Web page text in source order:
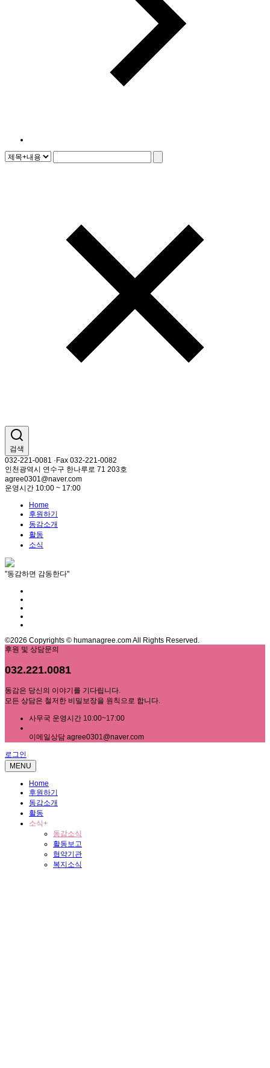
검색
032-221-0081 ·Fax 032-221-0082
인천광역시 연수구 한나루로 71 203호
agree0301@naver.com
운영시간 10:00 ~ 17:00
Home
후원하기
동감소개
활동
소식
"동감하면 감동한다"
©2026 Copyrights © humanagree.com All Rights Reserved.
후원 및 상담문의
032.221.0081
동감은 당신의 이야기를 기다립니다.
모든 상담은 철저한 비밀보장을 원칙으로 합니다.
사무국 운영시간 10:00~17:00
이메일상담 agree0301@naver.com
로그인
MENU
Home
후원하기
동감소개
활동
소식+
동감소식
활동보고
협약기관
복지소식